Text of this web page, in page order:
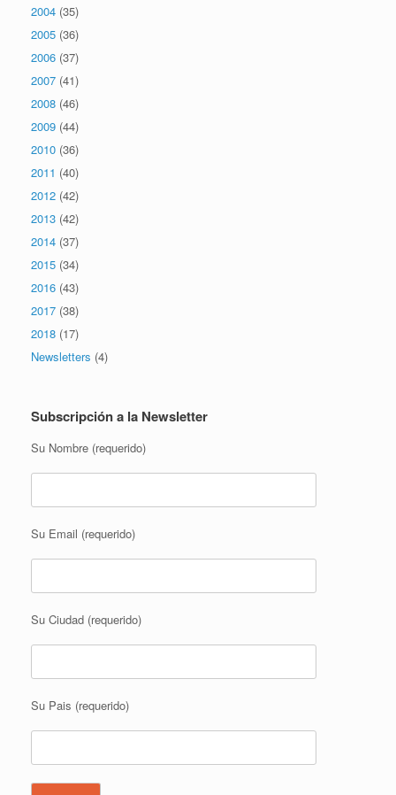
2004 (35)
2005 (36)
2006 (37)
2007 (41)
2008 (46)
2009 (44)
2010 (36)
2011 (40)
2012 (42)
2013 (42)
2014 (37)
2015 (34)
2016 (43)
2017 (38)
2018 (17)
Newsletters (4)
Subscripción a la Newsletter
Su Nombre (requerido)
Su Email (requerido)
Su Ciudad (requerido)
Su Pais (requerido)